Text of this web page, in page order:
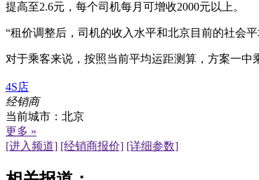
提高至2.6元，每个司机每月可增收2000元以上。
“租价调整后，司机的收入水平和北京目前的社会
对于乘客来说，按照当前平均运距测算，方案一中
4S店
经销商
当前城市： 北京
更多 »
[进入频道] [经销商报价] [详细参数]